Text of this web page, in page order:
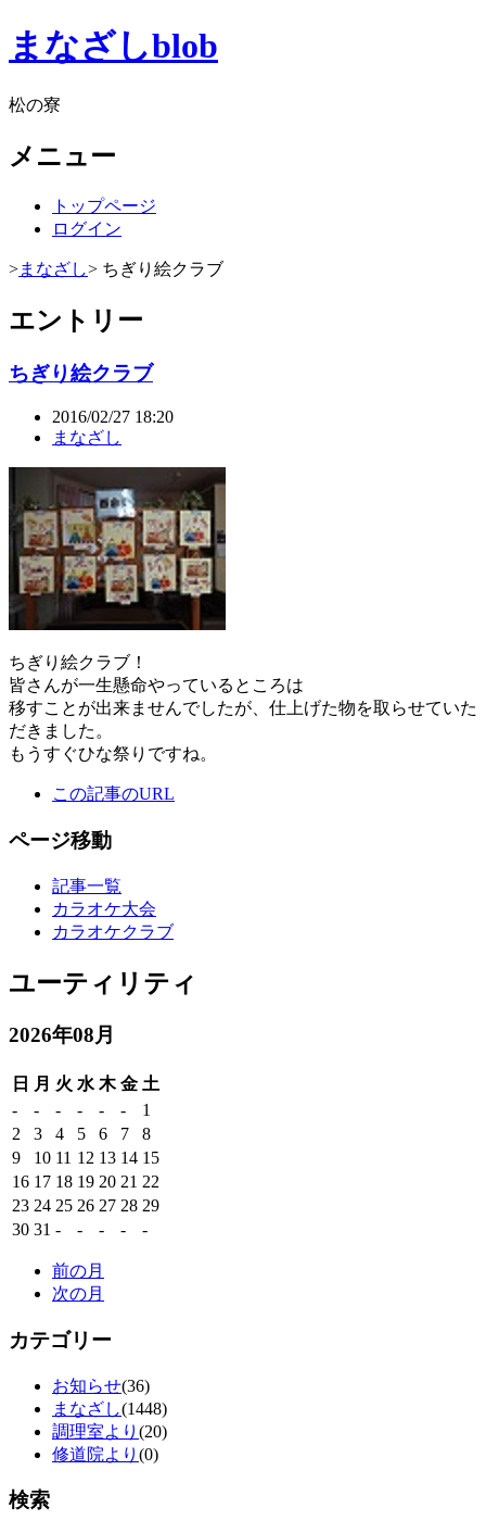
まなざしblob
松の寮
メニュー
トップページ
ログイン
>まなざし> ちぎり絵クラブ
エントリー
ちぎり絵クラブ
2016/02/27 18:20
まなざし
ちぎり絵クラブ！
皆さんが一生懸命やっているところは
移すことが出来ませんでしたが、仕上げた物を取らせていた
だきました。
もうすぐひな祭りですね。
この記事のURL
ページ移動
記事一覧
カラオケ大会
カラオケクラブ
ユーティリティ
2026年08月
日 月 火 水 木 金 土
-
- - - - -
1
2
3 4 5 6 7
8
9
10 11 12 13 14 15
16 17 18 19 20 21 22
23 24 25 26 27 28 29
30 31 - - - - -
前の月
次の月
カテゴリー
お知らせ(36)
まなざし(1448)
調理室より (20)
修道院より (0)
検索